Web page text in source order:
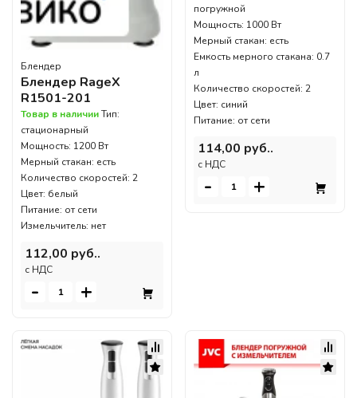
Блендер
Блендер RageX
R1501-201
Товар в наличииТип:
стационарный
Мощность: 1200 Вт
Мерный стакан: есть
Количество скоростей: 2
Цвет: белый
Питание: от сети
Измельчитель: нет
112,00 руб..
c НДС
- +
погружной
Мощность: 1000 Вт
Мерный стакан: есть
Емкость мерного стакана: 0.7
л
Количество скоростей: 2
Цвет: синий
Питание: от сети
114,00 руб..
c НДС
- +